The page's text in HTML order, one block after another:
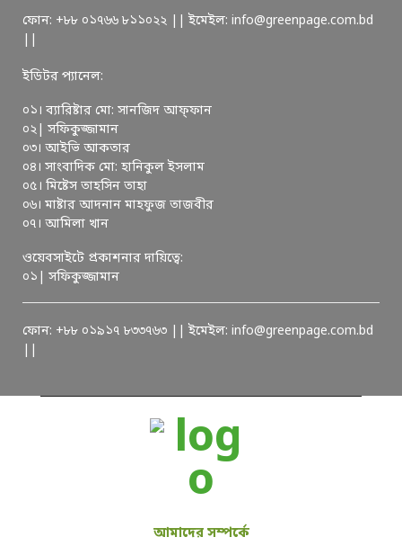
ফোন: +৮৮ ০১৭৬৬ ৮১১০২২ || ইমেইল: info@greenpage.com.bd
ইডিটর প্যানেল:
০১। ব্যারিষ্টার মো: সানজিদ আফ্ফান
০২| সফিকুজ্জামান
০৩। আইভি আকতার
০৪। সাংবাদিক মো: হানিকুল ইসলাম
০৫। মিষ্টেস তাহসিন তাহা
০৬। মাষ্টার আদনান মাহফুজ তাজবীর
০৭। আমিলা খান
ওয়েবসাইটে প্রকাশনার দায়িত্বে:
০১| সফিকুজ্জামান
ফোন: +৮৮ ০১৯১৭ ৮৩৩৭৬৩ || ইমেইল: info@greenpage.com.bd
আমাদের সম্পর্কে